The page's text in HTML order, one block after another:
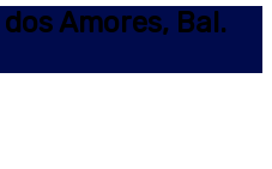
Amores, Bal.